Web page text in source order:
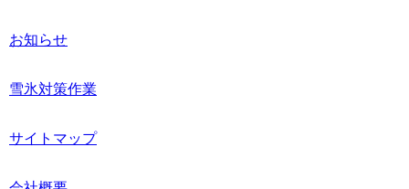
お知らせ
雪氷対策作業
サイトマップ